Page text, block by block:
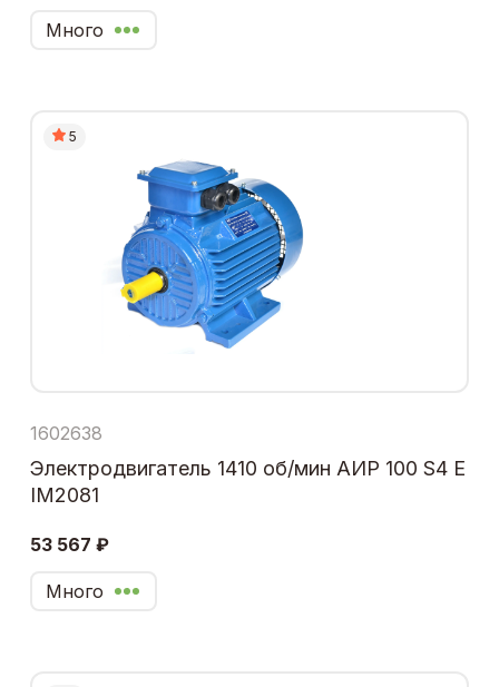
Много
5
1602638
Электродвигатель 1410 об/мин АИР 100 S4 Е
IM2081
53 567 ₽
Много